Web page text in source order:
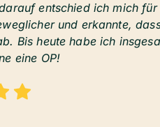
entschied ich mich
und erkannte,
Bis heute habe ich
eine OP!